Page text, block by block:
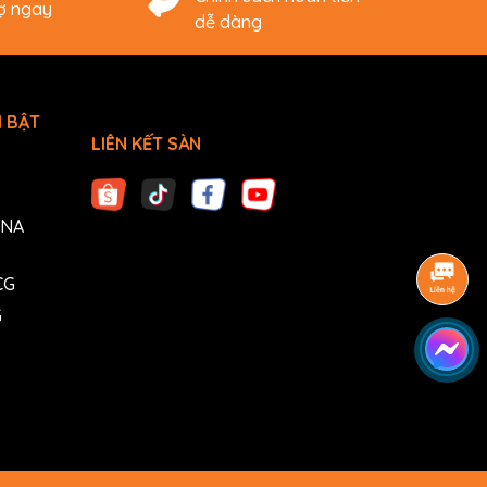
ngay
dễ dàng
BẬT
LIÊN KẾT SÀN